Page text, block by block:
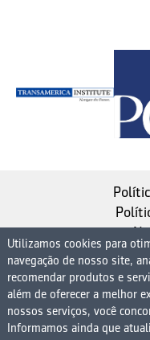
Instituto de
| CNPJ
Avenida Presidente
Utilizamos cookies para
navegação de nosso site,
recomendar produtos e
além de oferecer a melhor
nossos serviços, você
Informamos ainda que